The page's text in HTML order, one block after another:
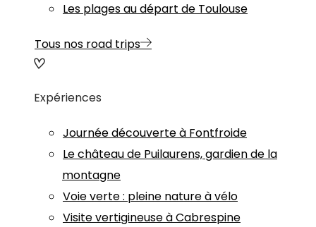
Les plages au départ de Toulouse
Tous nos road trips
Expériences
Journée découverte à Fontfroide
Le château de Puilaurens, gardien de la
montagne
Voie verte : pleine nature à vélo
Visite vertigineuse à Cabrespine